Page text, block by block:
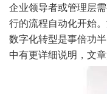
企业领导者或管理层
行的流程自动化开始
数字化转型是事倍功
中有更详细说明，文章